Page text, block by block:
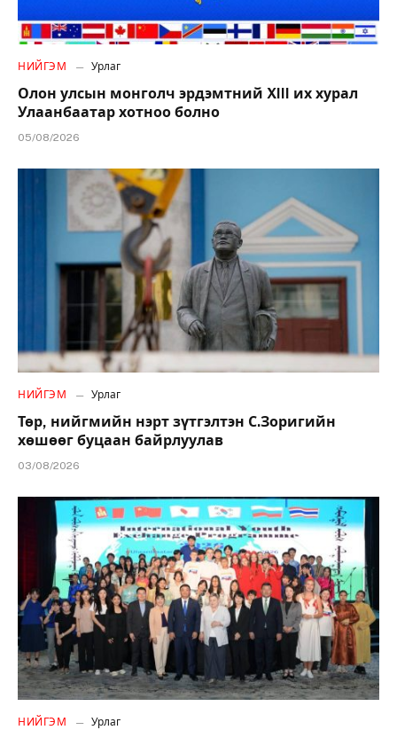
НИЙГЭМ Урлаг
Олон улсын монголч эрдэмтний XIII их хурал
Улаанбаатар хотноо болно
05/08/2026
НИЙГЭМ Урлаг
Төр, нийгмийн нэрт зүтгэлтэн С.Зоригийн
хөшөөг буцаан байрлуулав
03/08/2026
НИЙГЭМ Урлаг